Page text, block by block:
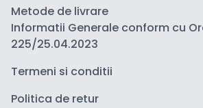
Metode de livrare
Informatii Generale conform cu
225/25.04.2023
Termeni si conditii
Politica de retur